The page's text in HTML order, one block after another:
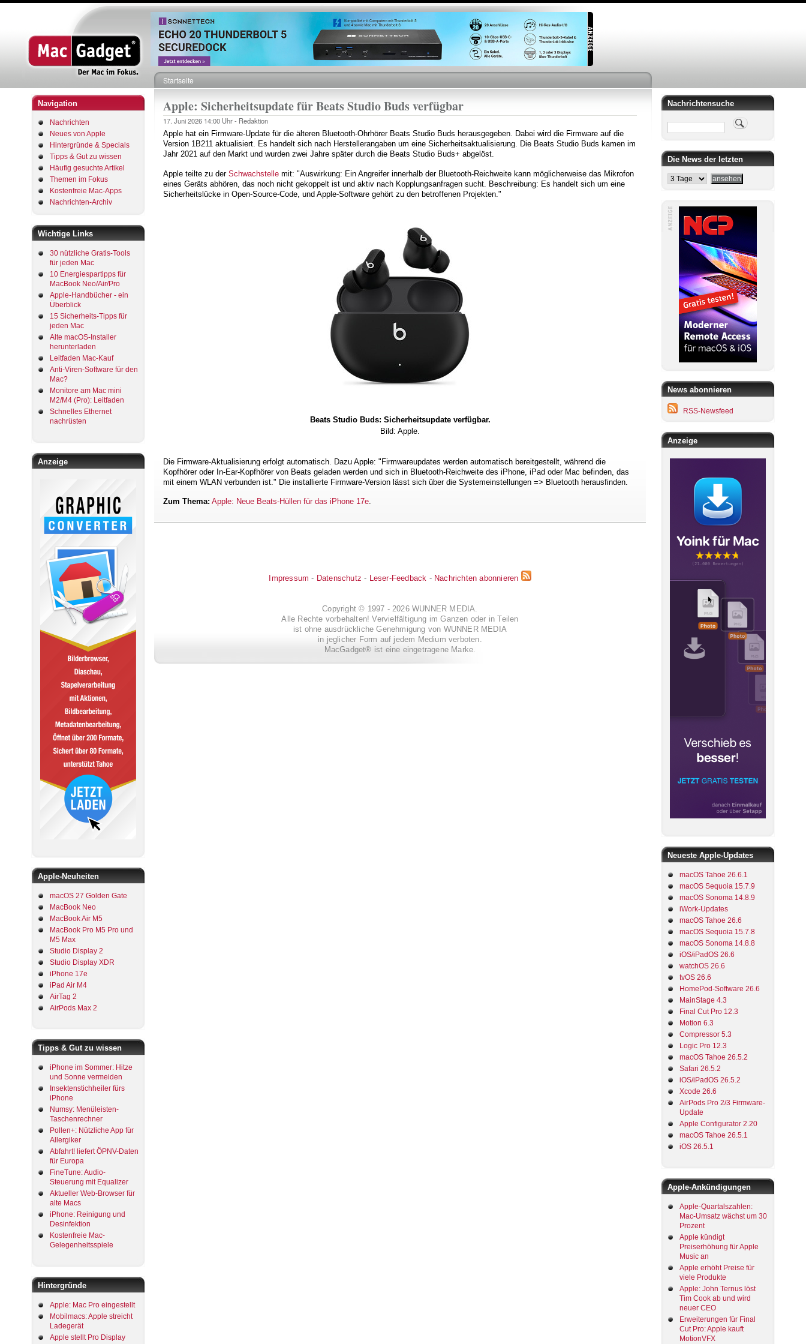
Direkt
zum
Inhalt
Navigation
Nachrichten
Neues von Apple
Hintergründe & Specials
Tipps & Gut zu wissen
Häufig gesuchte Artikel
Themen im Fokus
Kostenfreie Mac-Apps
Nachrichten-Archiv
Wichtige Links
30 nützliche Gratis-Tools
für jeden Mac
10 Energiespartipps für
MacBook Neo/Air/Pro
Apple-Handbücher - ein
Überblick
15 Sicherheits-Tipps für
jeden Mac
Alte macOS-Installer
herunterladen
Leitfaden Mac-Kauf
Anti-Viren-Software für den
Mac?
Monitore am Mac mini
M2/M4 (Pro): Leitfaden
Schnelles Ethernet
nachrüsten
Anzeige
Apple-Neuheiten
macOS 27 Golden Gate
MacBook Neo
MacBook Air M5
MacBook Pro M5 Pro und
M5 Max
Studio Display 2
Studio Display XDR
iPhone 17e
iPad Air M4
AirTag 2
AirPods Max 2
Tipps & Gut zu wissen
iPhone im Sommer: Hitze
und Sonne vermeiden
Insektenstichheiler fürs
iPhone
Numsy: Menüleisten-
Taschenrechner
Pollen+: Nützliche App für
Allergiker
Abfahrt! liefert ÖPNV-Daten
für Europa
FineTune: Audio-
Steuerung mit Equalizer
Aktueller Web-Browser für
alte Macs
iPhone: Reinigung und
Desinfektion
Kostenfreie Mac-
Gelegenheitsspiele
Hintergründe
Apple: Mac Pro eingestellt
Mobilmacs: Apple streicht
Ladegerät
Apple stellt Pro Display
Pfadnavigation
Startseite
Apple: Sicherheitsupdate für Beats Studio Buds verfügbar
17. Juni 2026 14:00 Uhr - Redaktion
Apple hat ein Firmware-Update für die älteren Bluetooth-Ohrhörer Beats Studio Buds herausgegeben. Dabei wird die Firmware auf die
Version 1B211 aktualisiert. Es handelt sich nach Herstellerangaben um eine Sicherheitsaktualisierung. Die Beats Studio Buds kamen im
Jahr 2021 auf den Markt und wurden zwei Jahre später durch die Beats Studio Buds+ abgelöst.
Apple teilte zu der Schwachstelle mit: "Auswirkung: Ein Angreifer innerhalb der Bluetooth-Reichweite kann möglicherweise das Mikrofon
eines Geräts abhören, das noch nicht gekoppelt ist und aktiv nach Kopplungsanfragen sucht. Beschreibung: Es handelt sich um eine
Sicherheitslücke in Open-Source-Code, und Apple-Software gehört zu den betroffenen Projekten."
Beats Studio Buds: Sicherheitsupdate verfügbar.
Bild: Apple.
Die Firmware-Aktualisierung erfolgt automatisch. Dazu Apple: "Firmwareupdates werden automatisch bereitgestellt, während die
Kopfhörer oder In-Ear-Kopfhörer von Beats geladen werden und sich in Bluetooth-Reichweite des iPhone, iPad oder Mac befinden, das
mit einem WLAN verbunden ist." Die installierte Firmware-Version lässt sich über die Systemeinstellungen => Bluetooth herausfinden.
Zum Thema: Apple: Neue Beats-Hüllen für das iPhone 17e.
Impressum - Datenschutz - Leser-Feedback - Nachrichten abonnieren
Copyright © 1997 - 2026 WUNNER MEDIA.
Alle Rechte vorbehalten! Vervielfältigung im Ganzen oder in Teilen
ist ohne ausdrückliche Genehmigung von WUNNER MEDIA
in jeglicher Form auf jedem Medium verboten.
MacGadget® ist eine eingetragene Marke.
Nachrichtensuche
Suche
Die News der letzten
News abonnieren
RSS-Newsfeed
Anzeige
Neueste Apple-Updates
macOS Tahoe 26.6.1
macOS Sequoia 15.7.9
macOS Sonoma 14.8.9
iWork-Updates
macOS Tahoe 26.6
macOS Sequoia 15.7.8
macOS Sonoma 14.8.8
iOS/iPadOS 26.6
watchOS 26.6
tvOS 26.6
HomePod-Software 26.6
MainStage 4.3
Final Cut Pro 12.3
Motion 6.3
Compressor 5.3
Logic Pro 12.3
macOS Tahoe 26.5.2
Safari 26.5.2
iOS/iPadOS 26.5.2
Xcode 26.6
AirPods Pro 2/3 Firmware-
Update
Apple Configurator 2.20
macOS Tahoe 26.5.1
iOS 26.5.1
Apple-Ankündigungen
Apple-Quartalszahlen:
Mac-Umsatz wächst um 30
Prozent
Apple kündigt
Preiserhöhung für Apple
Music an
Apple erhöht Preise für
viele Produkte
Apple: John Ternus löst
Tim Cook ab und wird
neuer CEO
Erweiterungen für Final
Cut Pro: Apple kauft
MotionVFX